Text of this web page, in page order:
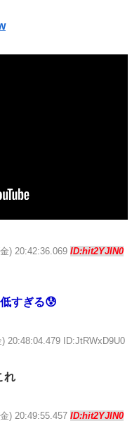
) 20:42:36.069 ID:hit2YJIN0
すぎる😰
) 20:48:04.479 ID:JtRWxD9U0
れ
) 20:49:55.457 ID:hit2YJIN0